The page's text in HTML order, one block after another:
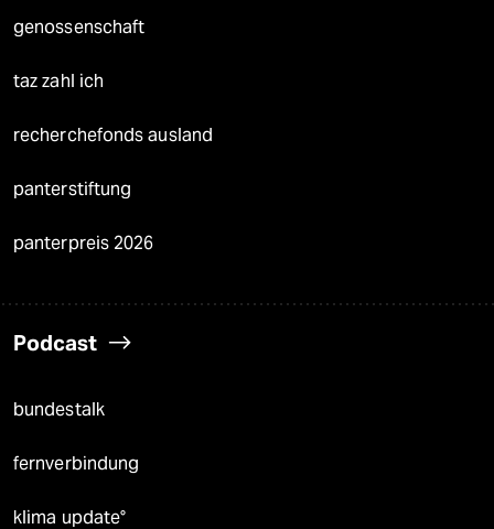
genossenschaft
taz zahl ich
recherchefonds ausland
panterstiftung
panterpreis 2026
Podcast
bundestalk
fernverbindung
klima update°